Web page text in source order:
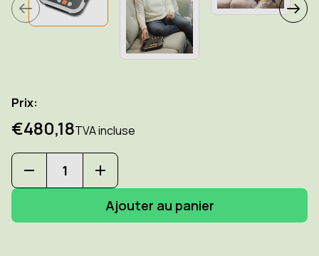
Prix:
€480,18TVA incluse
Diminuer
la
HUMANWARE
Augmenter
la
quantité
pour
HUMANWARE